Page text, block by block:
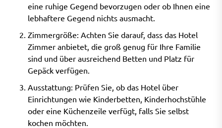
eine ruhige Gegend bevorzugen oder ob Ihnen eine
lebhaftere Gegend nichts ausmacht.
Zimmergröße: Achten Sie darauf, dass das Hotel
Zimmer anbietet, die groß genug für Ihre Familie
sind und über ausreichend Betten und Platz für
Gepäck verfügen.
Ausstattung: Prüfen Sie, ob das Hotel über
Einrichtungen wie Kinderbetten, Kinderhochstühle
oder eine Küchenzeile verfügt, falls Sie selbst
kochen möchten.